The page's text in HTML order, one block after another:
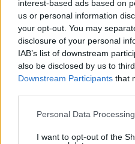
interest-based ads based on
us or personal information
your opt-out. You may
disclosure of your personal
IAB’s list of downstream
also be disclosed by us to
Downstream Participants that
Please note that this website/
not limited to your visit or
Personal Data
I want to opt-out of the
Ανεύρυσμα: Απλό τεστ